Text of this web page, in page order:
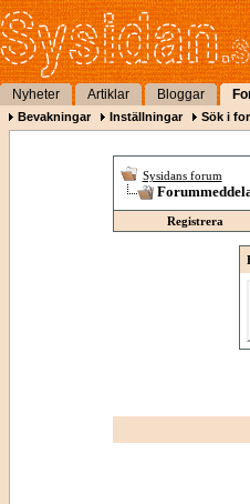
Nyheter Artiklar Bloggar
Bevakningar Inställningar Sök i
Sysidans forum
Registrera